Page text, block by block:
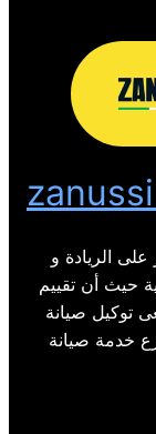
الريادة و
حيث أن تقييم
توكيل صيانة
خدمة صيانة